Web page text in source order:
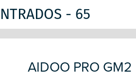
- 65
AIDOO PRO GM2